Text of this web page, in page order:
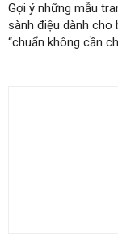
Gợi ý những mẫu
sành điệu dành cho
“chuẩn không cần